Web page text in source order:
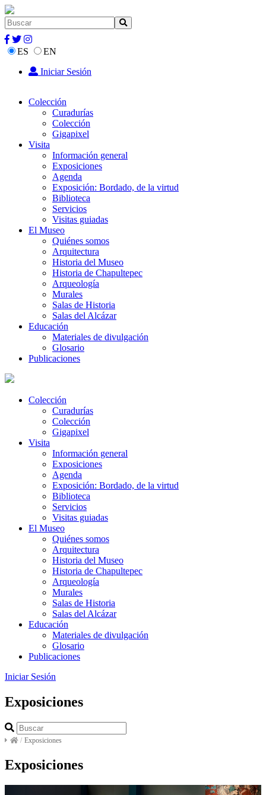
ES
EN
Iniciar Sesión
Colección
Curadurías
Colección
Gigapixel
Visita
Información general
Exposiciones
Agenda
Exposición: Bordado, de la virtud
Biblioteca
Servicios
Visitas guiadas
El Museo
Quiénes somos
Arquitectura
Historia del Museo
Historia de Chapultepec
Arqueología
Murales
Salas de Historia
Salas del Alcázar
Educación
Materiales de divulgación
Glosario
Publicaciones
Colección
Curadurías
Colección
Gigapixel
Visita
Información general
Exposiciones
Agenda
Exposición: Bordado, de la virtud
Biblioteca
Servicios
Visitas guiadas
El Museo
Quiénes somos
Arquitectura
Historia del Museo
Historia de Chapultepec
Arqueología
Murales
Salas de Historia
Salas del Alcázar
Educación
Materiales de divulgación
Glosario
Publicaciones
Iniciar Sesión
Exposiciones
/ Exposiciones
Exposiciones